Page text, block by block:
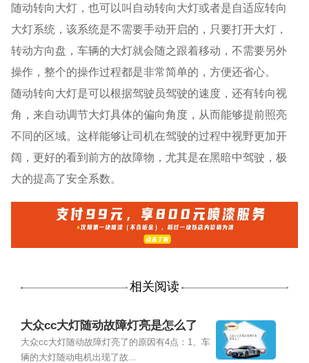
随动转向大灯，也可以叫自动转向大灯或者是自适应转向
大灯系统，该系统是不需要手动开启的，只要打开大灯，
转动方向盘，车辆的大灯就会随之跟着移动，不需要另外
操作，整个的操作过程都是非常简单的，方便还省心。
随动转向大灯是可以根据驾驶员驾驶的速度，还有转向视
角，来自动调节大灯具体的偏向角度，从而能够提前照亮
不同的区域。这样能够让司机在驾驶的过程中视野更加开
阔，更好的看到前方的故障物，尤其是在黑暗中驾驶，极
大的提高了安全系数。
相关阅读
大众cc大灯随动故障灯亮是怎么了
大众cc大灯随动故障灯亮了的原因有4点：1、车
辆的大灯随动电机出现了故...